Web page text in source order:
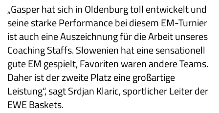
„Gasper hat sich in Oldenburg toll entwickelt und
seine starke Performance bei diesem EM-Turnier
ist auch eine Auszeichnung für die Arbeit unseres
Coaching Staffs. Slowenien hat eine sensationell
gute EM gespielt, Favoriten waren andere Teams.
Daher ist der zweite Platz eine großartige
Leistung“, sagt Srdjan Klaric, sportlicher Leiter der
EWE Baskets.